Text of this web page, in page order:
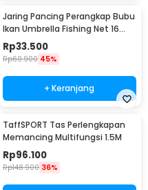
Jaring Pancing Perangkap Bubu
Ikan Umbrella Fishing Net 16
Holes - H14572
Rp33.500
Rp60.900 45%
+ Keranjang
TaffSPORT Tas Perlengkapan
Memancing Multifungsi 1.5M
Rp96.100
Rp148.900 36%